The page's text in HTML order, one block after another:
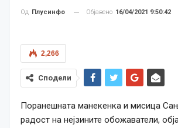
Од Плусинфо Објавено 16/04/2021 9:50:42
2,266
Сподели
Поранешната манекенка и мисица
радост на нејзините обожаватели,